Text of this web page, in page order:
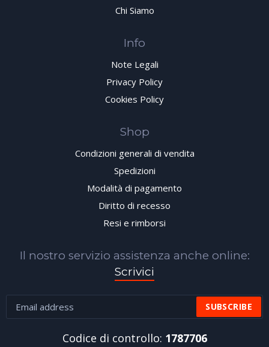
Chi Siamo
Info
Note Legali
Privacy Policy
Cookies Policy
Shop
Condizioni generali di vendita
Spedizioni
Modalità di pagamento
Diritto di recesso
Resi e rimborsi
Il nostro servizio assistenza anche online:
Scrivici
Codice di controllo: 1787706